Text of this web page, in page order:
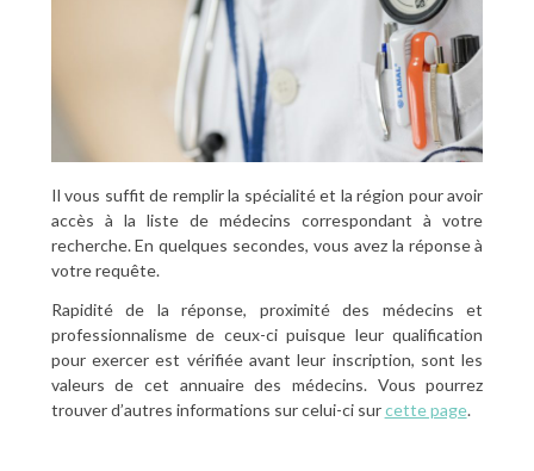
Il vous suffit de remplir la spécialité et la région pour avoir
accès à la liste de médecins correspondant à votre
recherche. En quelques secondes, vous avez la réponse à
votre requête.
Rapidité de la réponse, proximité des médecins et
professionnalisme de ceux-ci puisque leur qualification
pour exercer est vérifiée avant leur inscription, sont les
valeurs de cet annuaire des médecins. Vous pourrez
trouver d’autres informations sur celui-ci surcette page.